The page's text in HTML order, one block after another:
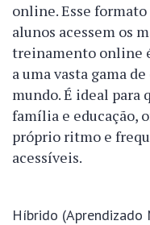
online. Esse
alunos acessem os
treinamento online
a uma vasta gama
mundo. É ideal para
família e educação,
próprio ritmo e
acessíveis.
Híbrido (Aprendizado